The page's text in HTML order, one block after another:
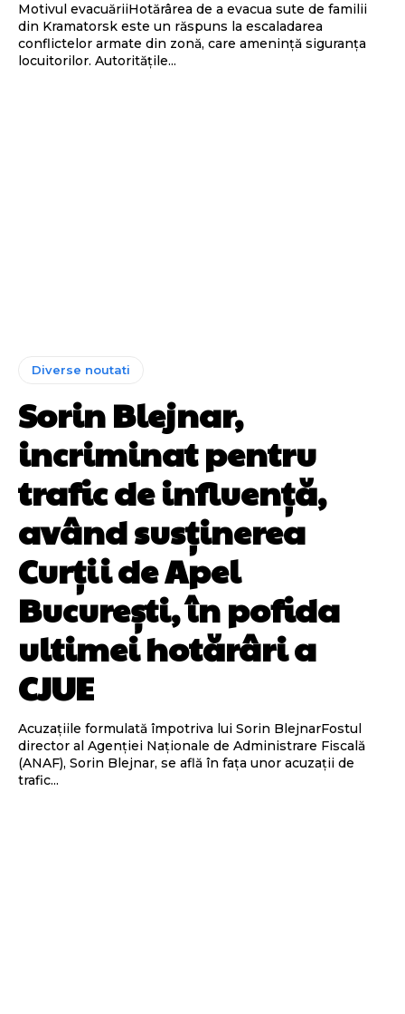
Motivul evacuăriiHotărârea de a evacua sute de familii
din Kramatorsk este un răspuns la escaladarea
conflictelor armate din zonă, care amenință siguranța
locuitorilor. Autoritățile...
Diverse noutati
Sorin Blejnar,
incriminat pentru
trafic de influență,
având susținerea
Curții de Apel
București, în pofida
ultimei hotărâri a
CJUE
Acuzațiile formulată împotriva lui Sorin BlejnarFostul
director al Agenției Naționale de Administrare Fiscală
(ANAF), Sorin Blejnar, se află în fața unor acuzații de
trafic...